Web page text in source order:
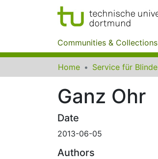
Communities & Collections
Home
Ganz Ohr
Date
2013-06-05
Authors